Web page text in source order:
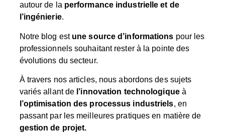
autour de la performance industrielle et de
l’ingénierie.
Notre blog est une source d’informations pour les
professionnels souhaitant rester à la pointe des
évolutions du secteur.
À travers nos articles, nous abordons des sujets
variés allant de l’innovation technologiqueà
l’optimisation des processus industriels, en
passant par les meilleures pratiques en matière de
gestion de projet.